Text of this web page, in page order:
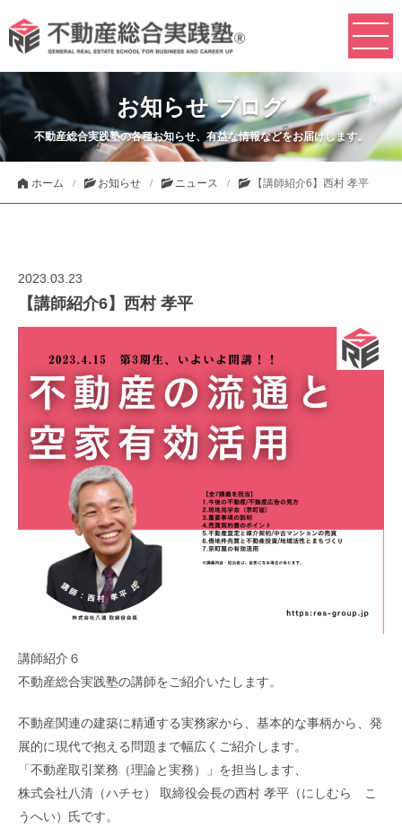
お知らせ ブログ
不動産総合実践塾の各種お知らせ、有益な情報などをお届けします。
ホーム お知らせ ニュース 【講師紹介6】西村 孝平
2023.03.23
【講師紹介6】西村 孝平
講師紹介６
不動産総合実践塾の講師をご紹介いたします。
不動産関連の建築に精通する実務家から、基本的な事柄から、発
展的に現代で抱える問題まで幅広くご紹介します。
「不動産取引業務（理論と実務）」を担当します、
株式会社八清（ハチセ） 取締役会長の西村 孝平（にしむら こ
うへい）氏です。